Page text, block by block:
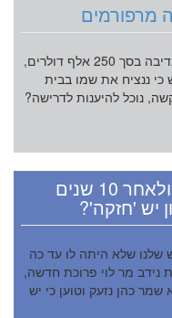
מרפורמים
שאלה לבית הכנסת שלנו הוצעה תרומה נדיבה בסך 250 אלף דולרים,
כי ננציח את שמו בבית
נוכל להיענות לדרישה?
המדור ההלכתי: תרם פרוכת ולאחר 10 שנים
יש 'חזקה'?
שלנו שלא היתה לו עד כה
נידב מר לוי פרוכת חדשה,
כהן נזעק וטוען כי יש